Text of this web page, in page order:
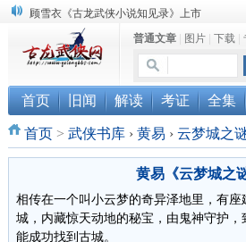
顾雪衣《古龙武侠小说知见录》上市
“武侠书库”查缺补漏活动圆满结束
《古龙小说原貌探究》修订版已上市
普通文章| 图片| 下载|
首页 旧闻 解读 考证 全集
首页> 武侠书库 › 黄易 › 云梦城之
黄易《云梦城之
相传在一个叫小云梦的奇异泽地里，有
城，内藏惊天动地的秘宝，由鬼神守护，
能成功找到古城。